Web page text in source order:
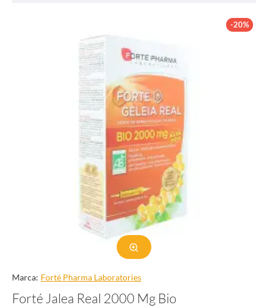
-20%
Marca: Forté Pharma Laboratories
Forté Jalea Real 2000 Mg Bio